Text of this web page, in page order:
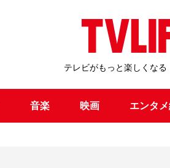
テレビがもっと楽しくなる
音楽 映画 エンタ